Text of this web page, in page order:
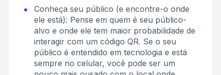
Conheça seu público (e encontre-o onde
ele está): Pense em quem é seu público-
alvo e onde ele tem maior probabilidade de
interagir com um código QR. Se o seu
público é entendido em tecnologia e está
sempre no celular, você pode ser um